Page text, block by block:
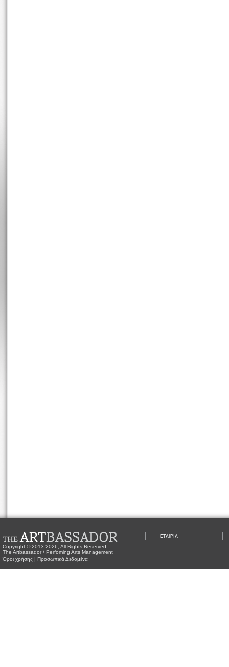
Copyright © 2013-2026, All Rights Reserved
The Artbassador / Perfoming Arts Management
Όροι χρήσης | Προσωπικά Δεδομένα
ΕΤΑΙΡΙΑ